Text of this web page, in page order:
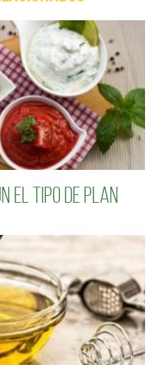
el tipo de plan